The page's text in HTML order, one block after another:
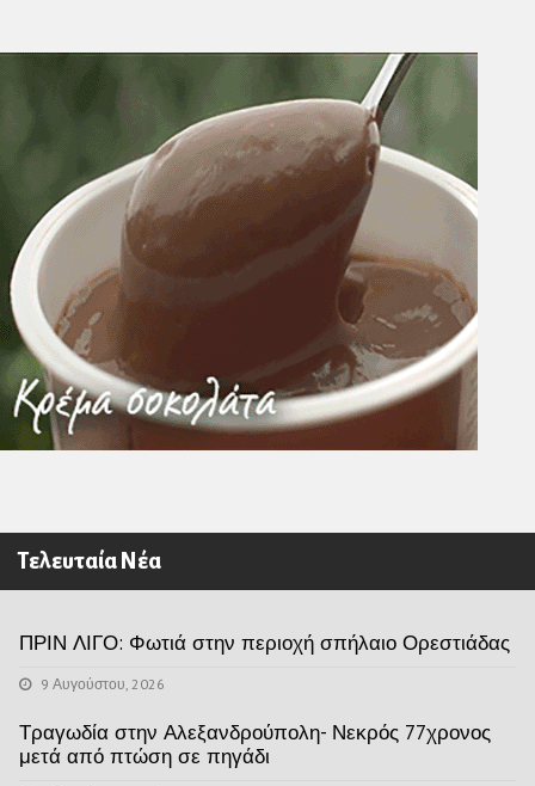
Τελευταία Νέα
ΠΡΙΝ ΛΙΓΟ: Φωτιά στην περιοχή σπήλαιο Ορεστιάδας
9 Αυγούστου, 2026
Τραγωδία στην Αλεξανδρούπολη- Νεκρός 77χρονος
μετά από πτώση σε πηγάδι